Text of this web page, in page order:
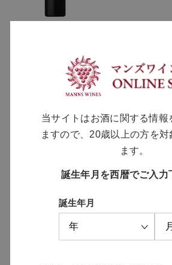
ソラリス 山梨 マ
2024
山梨県大久保地区の
￥3,630
アマローネを参考に
わいのマスカット・
￥3,300
当サイトはお酒に関する情報
ますので、20歳以上の方を対
ます。
誕生年月を西暦でご入力
誕生年月